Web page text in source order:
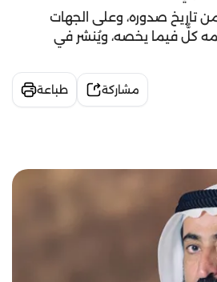
تاريخ صدوره، وعلى الجهات
كلٌّ فيما يخصه، ويُنشر في
مشاركة طباعة